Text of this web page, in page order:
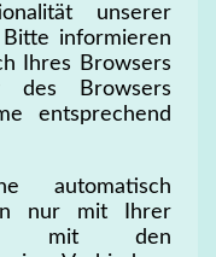
unserer
Bitte informieren
Ihres Browsers
des Browsers
entsprechend
automatisch
nur mit Ihrer
mit den